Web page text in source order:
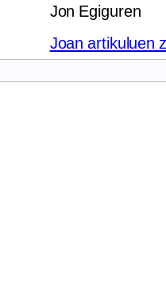
Jon Egiguren
Joan artikuluen